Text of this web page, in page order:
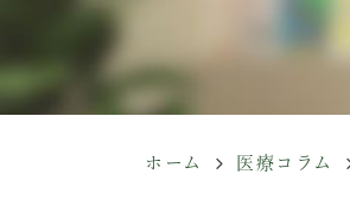
ホーム 医療コラム